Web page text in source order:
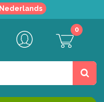
Nederlands
0